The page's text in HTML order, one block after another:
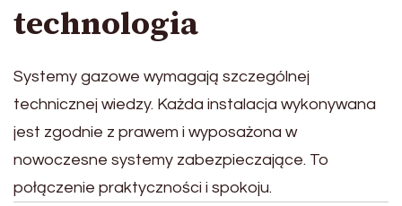
technologia
Systemy gazowe wymagają szczególnej
technicznej wiedzy. Każda instalacja wykonywana
jest zgodnie z prawem i wyposażona w
nowoczesne systemy zabezpieczające. To
połączenie praktyczności i spokoju.